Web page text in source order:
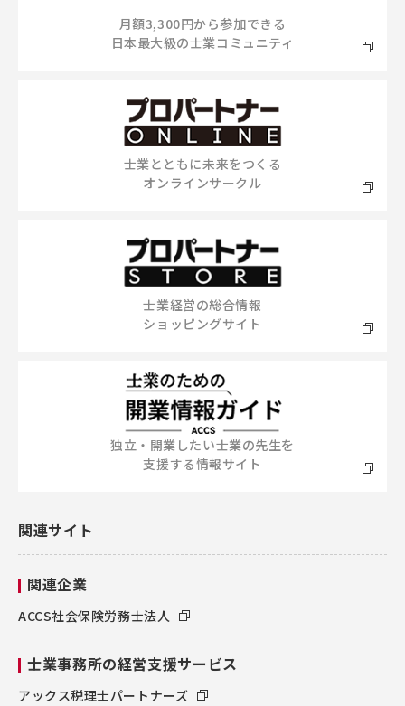
月額3,300円から参加できる
日本最大級の士業コミュニティ
士業とともに未来をつくる
オンラインサークル
士業経営の総合情報
ショッピングサイト
独立・開業したい士業の先生を
支援する情報サイト
関連サイト
関連企業
ACCS社会保険労務士法人
士業事務所の経営支援サービス
アックス税理士パートナーズ